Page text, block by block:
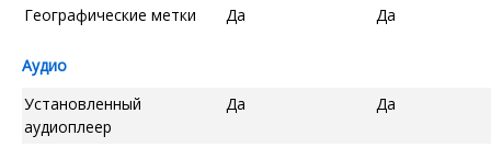
Географические метки
Да Да
Аудио
Установленный
аудиоплеер
Да Да